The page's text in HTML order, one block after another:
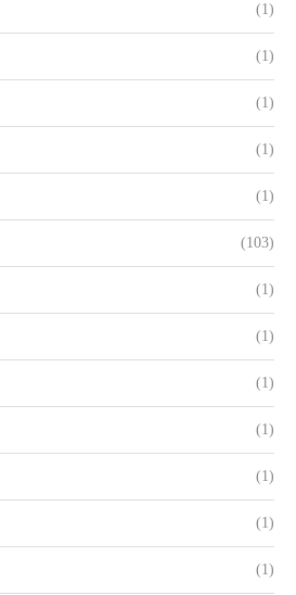
(1)
(1)
(1)
(1)
(1)
(103)
(1)
(1)
(1)
(1)
(1)
(1)
(1)